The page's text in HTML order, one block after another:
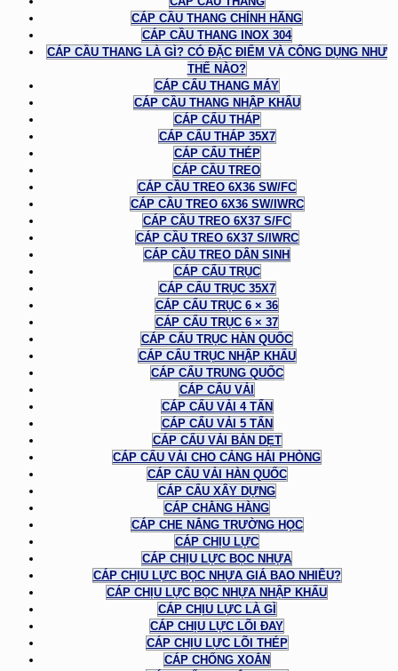
CÁP CẦU THANG CHÍNH HÃNG
CÁP CẦU THANG INOX 304
CÁP CẦU THANG LÀ GÌ? CÓ ĐẶC ĐIỂM VÀ CÔNG DỤNG NHƯ
THẾ NÀO?
CÁP CẨU THANG MÁY
CÁP CẦU THANG NHẬP KHẨU
CÁP CẨU THÁP
CÁP CẨU THÁP 35X7
CÁP CẨU THÉP
CÁP CẦU TREO
CÁP CẦU TREO 6X36 SW/FC
CÁP CẦU TREO 6X36 SW/IWRC
CÁP CẦU TREO 6X37 S/FC
CÁP CẦU TREO 6X37 S/IWRC
CÁP CẦU TREO DÂN SINH
CÁP CẨU TRỤC
CÁP CẨU TRỤC 35X7
CÁP CẨU TRỤC 6 × 36
CÁP CẨU TRỤC 6 × 37
CÁP CẨU TRỤC HÀN QUỐC
CÁP CẨU TRỤC NHẬP KHẨU
CÁP CẨU TRUNG QUỐC
CÁP CẨU VẢI
CÁP CẨU VẢI 4 TẤN
CÁP CẨU VẢI 5 TẤN
CÁP CẨU VẢI BẢN DẸT
CÁP CẨU VẢI CHO CẢNG HẢI PHÒNG
CÁP CẨU VẢI HÀN QUỐC
CÁP CẨU XÂY DỰNG
CÁP CHẰNG HÀNG
CÁP CHE NẮNG TRƯỜNG HỌC
CÁP CHỊU LỰC
CÁP CHỊU LỰC BỌC NHỰA
CÁP CHỊU LỰC BỌC NHỰA GIÁ BAO NHIÊU?
CÁP CHỊU LỰC BỌC NHỰA NHẬP KHẨU
CÁP CHỊU LỰC LÀ GÌ
CÁP CHỊU LỰC LÕI ĐAY
CÁP CHỊU LỰC LÕI THÉP
CÁP CHỐNG XOẮN